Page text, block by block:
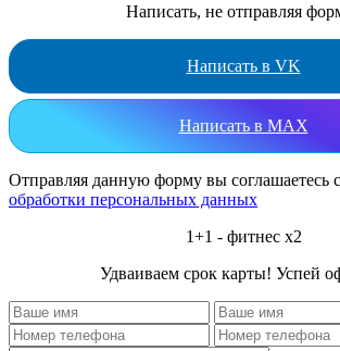
Написать, не отправляя
Написать в VK
Написать в MAX
Отправляя данную форму вы соглашаетесь
обработки персональных данных
1+1 - фитнес x2
Удваиваем срок карты! Успей